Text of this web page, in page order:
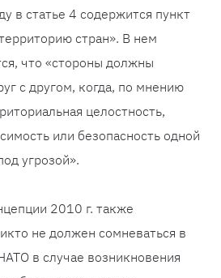
в статье 4 содержится пункт
стран». В нем
что «стороны должны
с другом, когда, по мнению
целостность,
или безопасность одной
угрозой».
2010 г. также
не должен сомневаться в
в случае возникновения